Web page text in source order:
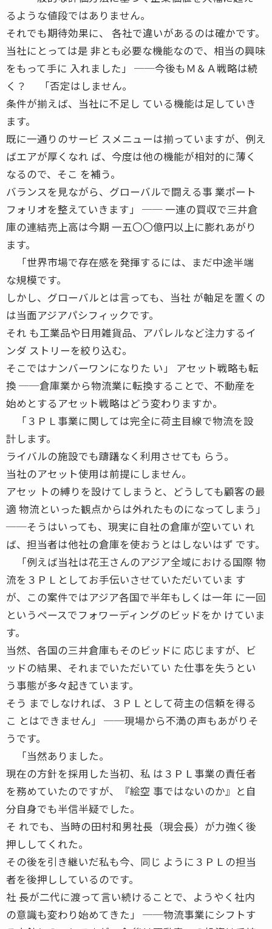
るような値段ではありません。
それでも期待効果に、 各社で違いがあるのは確かです。
当社にとっては是 非とも必要な機能なので、相当の興味
をもって手に 入れました」 ──今後もＭ＆Ａ戦略は続
く？ 「否定はしません。
条件が揃えば、当社に不足し ている機能は足していき
ます。
既に一通りのサービ スメニューは揃っていますが、例え
ばエアが厚くなれ ば、今度は他の機能が相対的に薄く
なるので、そこ を補う。
バランスを見ながら、グローバルで闘える事 業ポート
フォリオを整えていきます」 ── 一連の買収で三井倉
庫の連結売上高は今期 一五〇〇億円以上に膨れあがり
ます。
「世界市場で存在感を発揮するには、まだ中途半端
な規模です。
しかし、グローバルとは言っても、当社 が軸足を置くの
は当面アジアパシフィックです。
それ も工業品や日用雑貨品、アパレルなど注力するイ
ンダ ストリーを絞り込む。
そこではナンバーワンになりた い」 アセット戦略も転
換 ──倉庫業から物流業に転換することで、不動産を
始めとするアセット戦略はどう変わりますか。
「３ＰＬ事業に関しては完全に荷主目線で物流を設
計します。
ライバルの施設でも躊躇なく利用させても らう。
当社のアセット使用は前提にしません。
アセッ トの縛りを設けてしまうと、どうしても顧客の最
適 物流といった観点からは外れたものになってしまう」
──そうはいっても、現実に自社の倉庫が空いてい れ
ば、担当者は他社の倉庫を使おうとはしないはず です。
「例えば当社は花王さんのアジア全域における国際 物
流を３ＰＬとしてお手伝いさせていただいていま す
が、この案件ではアジア各国で半年もしくは一年 に一回
というペースでフォワーディングのビッドをか けていま
す。
当然、各国の三井倉庫もそのビッドに 応じますが、ビ
ッドの結果、それまでいただいてい た仕事を失うとい
う事態が多々起きています。
そう までしなければ、３ＰＬとして荷主の信頼を得る
こ とはできません」 ──現場から不満の声もあがりそ
うです。
「当然ありました。
現在の方針を採用した当初、私 は３ＰＬ事業の責任者
を務めていたのですが、『絵空 事ではないのか』と自
分自身でも半信半疑でした。
そ れでも、当時の田村和男社長（現会長）が力強く後
押ししてくれた。
その後を引き継いだ私も今、同じ ように３ＰＬの担当
者を後押ししているのです。
社 長が二代に渡って言い続けることで、ようやく社内
の意識も変わり始めてきた」 ──物流事業にシフトす